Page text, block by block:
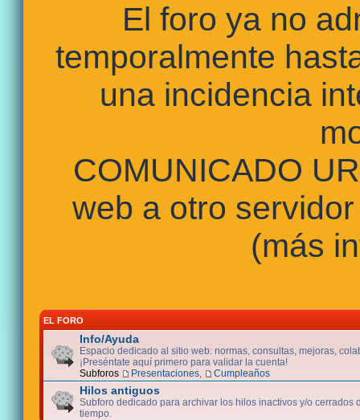
El foro ya no
temporalmente
una incidencia
COMUNICADO
web a otro
(más
EL FORO
Info/Ayuda
Espacio dedicado al sitio web: normas, consultas, mejoras,
¡Preséntate aquí primero para validar la cuenta!
Subforos
Presentaciones Cumpleaños
Hilos antiguos
Subforo dedicado para archivar los hilos inactivos y/o cerrados
tiempo.